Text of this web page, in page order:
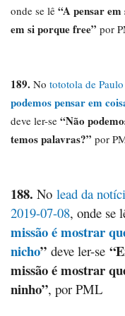
onde se lê “A pensar
em si porque free” por
189. No tototola de
podemos pensar em
deve ler-se “Não
temos palavras?” por
188. No lead da
2019-07-08, onde se
missão é mostrar
nicho” deve ler-se
missão é mostrar
ninho”, por PML